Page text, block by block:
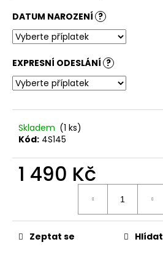
DATUM NAROZENÍ ?
EXPRESNÍ ODESLÁNÍ ?
Skladem (1 ks)
Kód: 4S145
1 490 Kč
Zeptat se Hlídat
m
e